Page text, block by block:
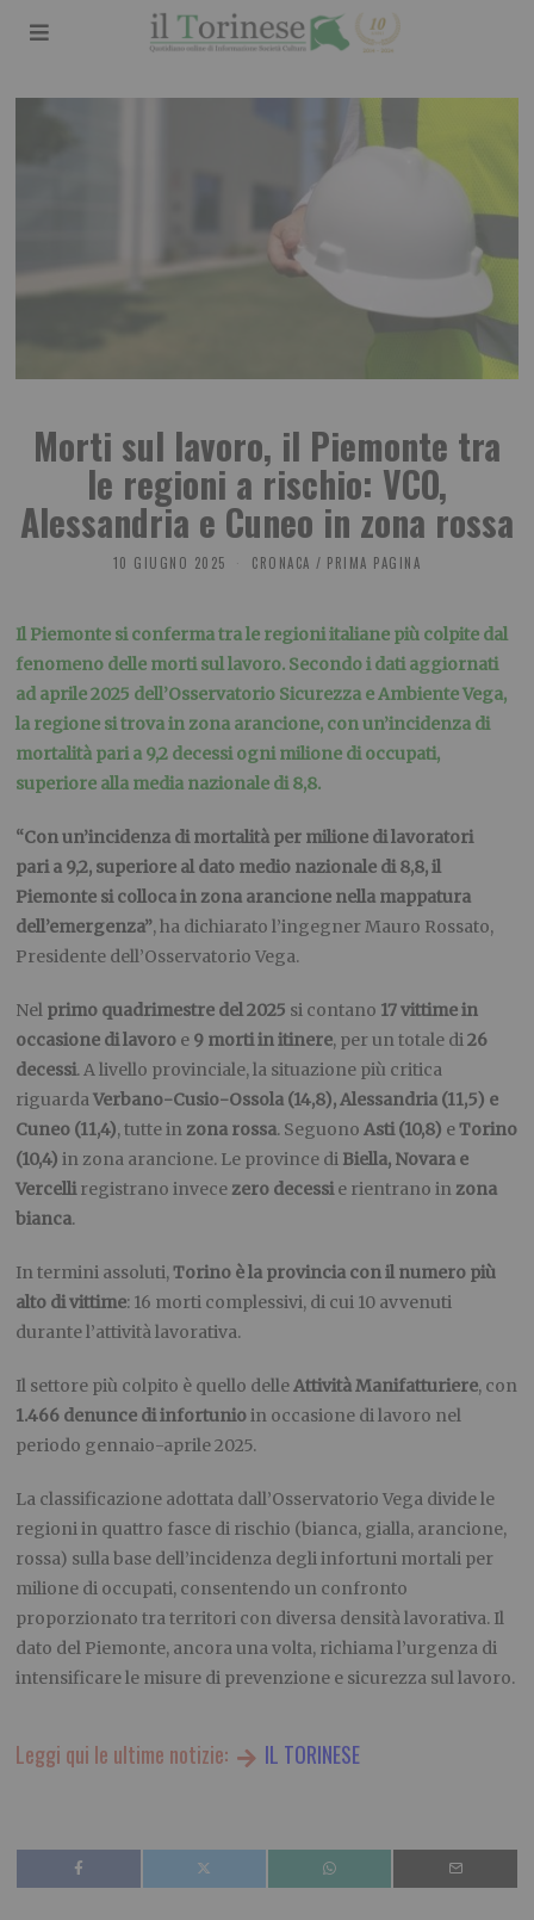
Morti sul lavoro, il Piemonte tra
le regioni a rischio: VCO,
Alessandria e Cuneo in zona rossa
10 GIUGNO 2025 CRONACA / PRIMA PAGINA
Il Piemonte si conferma tra le regioni italiane più colpite dal
fenomeno delle morti sul lavoro. Secondo i dati aggiornati
ad aprile 2025 dell’Osservatorio Sicurezza e Ambiente Vega,
la regione si trova in zona arancione, con un’incidenza di
mortalità pari a 9,2 decessi ogni milione di occupati,
superiore alla media nazionale di 8,8.
“Con un’incidenza di mortalità per milione di lavoratori
pari a 9,2, superiore al dato medio nazionale di 8,8, il
Piemonte si colloca in zona arancione nella mappatura
dell’emergenza”, ha dichiarato l’ingegner Mauro Rossato,
Presidente dell’Osservatorio Vega.
Nel primo quadrimestre del 2025 si contano 17 vittime in
occasione di lavoro e 9 morti in itinere, per un totale di26
decessi. A livello provinciale, la situazione più critica
riguardaVerbano-Cusio-Ossola (14,8), Alessandria (11,5) e
Cuneo (11,4), tutte in zona rossa. SeguonoAsti (10,8) eTorino
(10,4) in zona arancione. Le province di Biella, Novara e
Vercelliregistrano invece zero decessie rientrano in zona
bianca.
In termini assoluti,Torino è la provincia con il numero più
alto di vittime: 16 morti complessivi, di cui 10 avvenuti
durante l’attività lavorativa.
Il settore più colpito è quello delleAttività Manifatturiere, con
1.466 denunce di infortunioin occasione di lavoro nel
periodo gennaio-aprile 2025.
La classificazione adottata dall’Osservatorio Vega divide le
regioni in quattro fasce di rischio (bianca, gialla, arancione,
rossa) sulla base dell’incidenza degli infortuni mortali per
milione di occupati, consentendo un confronto
proporzionato tra territori con diversa densità lavorativa. Il
dato del Piemonte, ancora una volta, richiama l’urgenza di
intensificare le misure di prevenzione e sicurezza sul lavoro.
Leggi qui le ultime notizie: IL TORINESE